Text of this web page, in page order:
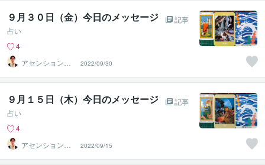
９月３０日（金）今日のメッセージ
記事
占い
4
アセンションナ
ビゲーター和（K
azu）
2022/09/30
９月１５日（木）今日のメッセージ
記事
占い
4
アセンションナ
ビゲーター和（K
azu）
2022/09/15